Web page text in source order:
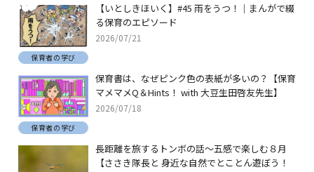
【いとしきほいく】#45 雨をうつ！｜まんがで綴
る保育のエピソード
2026/07/21
保育者の学び
保育書は、なぜピンク色の表紙が多いの？【保育
マメマメQ＆Hints！ with 大豆生田啓友先生】
2026/07/18
保育者の学び
長距離を旅するトンボの話～五感で楽しむ８月
【ささき隊長と 身近な自然でとことん遊ぼう！